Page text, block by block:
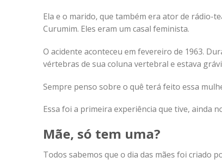
Ela e o marido, que também era ator de
Curumim. Eles eram um casal feminista.
O acidente aconteceu em fevereiro de 1963.
vértebras de sua coluna vertebral e estava
Sempre penso sobre o quê terá feito essa
Essa foi a primeira experiência que tive, ainda
Mãe, só tem uma?
Todos sabemos que o dia das mães foi criado